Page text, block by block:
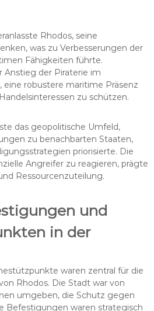
Rhodos, seine
was zu Verbesserungen der
Fähigkeiten führte.
Anstieg der Piraterie im
eine robustere maritime Präsenz
zu schützen.
das geopolitische Umfeld,
zu benachbarten Staaten,
priorisierte. Die
Angreifer zu reagieren, prägte
Ressourcenzuteilung.
und
in der
waren zentral für die
Rhodos. Die Stadt war von
umgeben, die Schutz gegen
Befestigungen waren strategisch